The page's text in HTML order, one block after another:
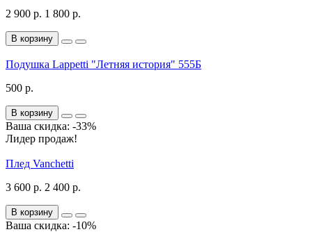
2 900 р. 1 800 р.
В корзину
Подушка Lappetti "Летняя история" 555Б
500 р.
В корзину
Ваша скидка: -33%
Лидер продаж!
Плед Vanchetti
3 600 р. 2 400 р.
В корзину
Ваша скидка: -10%